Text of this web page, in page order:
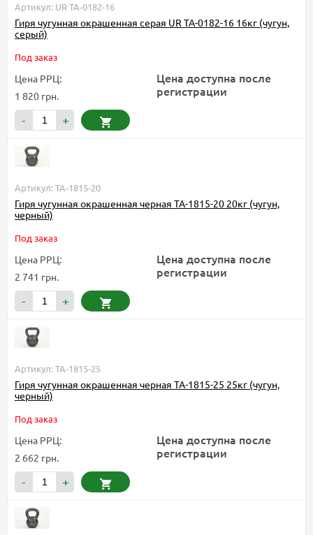
Артикул: UR TA-0182-16
Гиря чугунная окрашенная серая UR TA-0182-16 16кг (чугун,
серый)
Под заказ
Цена РРЦ:
1 820 грн.
Цена доступна после
регистрации
- +
Артикул: TA-1815-20
Гиря чугунная окрашенная черная TA-1815-20 20кг (чугун,
черный)
Под заказ
Цена РРЦ:
2 741 грн.
Цена доступна после
регистрации
- +
Артикул: TA-1815-25
Гиря чугунная окрашенная черная TA-1815-25 25кг (чугун,
черный)
Под заказ
Цена РРЦ:
2 662 грн.
Цена доступна после
регистрации
- +